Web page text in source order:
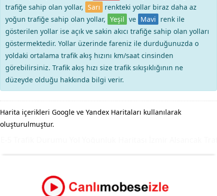
trafiğe sahip olan yollar, Sarı renkteki yollar biraz daha az
yoğun trafiğe sahip olan yollar, Yeşil ve Mavi renk ile
gösterilen yollar ise açık ve sakin akıcı trafiğe sahip olan yolları
göstermektedir. Yollar üzerinde fareniz ile durduğunuzda o
yoldaki ortalama trafik akış hızını km/saat cinsinden
görebilirsiniz. Trafik akış hızı size trafik sıkışıklığının ne
düzeyde olduğu hakkında bilgi verir.
Harita içerikleri Google ve Yandex Haritaları kullanılarak
oluşturulmuştur.